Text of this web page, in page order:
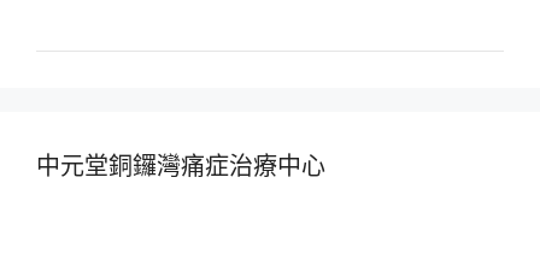
中元堂銅鑼灣痛症治療中心